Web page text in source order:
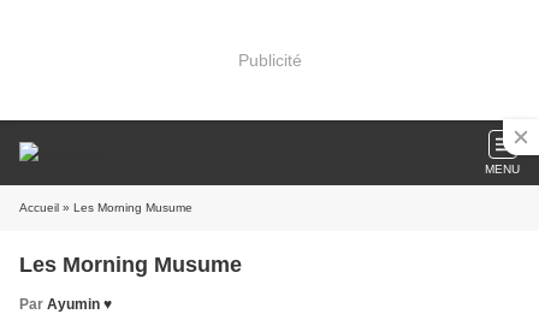
Publicité
MENU
Accueil » Les Morning Musume
Les Morning Musume
Par Ayumin ♥